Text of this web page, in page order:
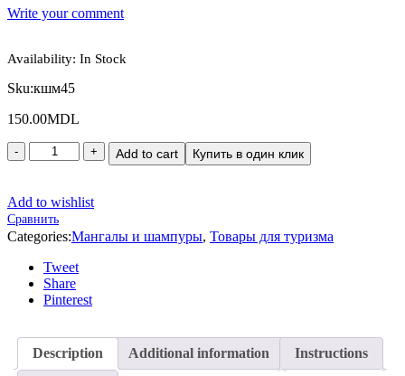
Write your comment
Availability: In Stock
Sku:кшм45
150.00MDL
Add to cart Купить в один клик
Add to wishlist
Сравнить
Categories:Мангалы и шампуры, Товары для туризма
Tweet
Share
Pinterest
Description Additional information Instructions